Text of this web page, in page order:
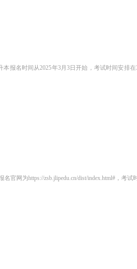
报名时间从2025年3月3日开始，考试时间安排在
官网为https://zsb.jlipedu.cn/dist/index.html#，考试